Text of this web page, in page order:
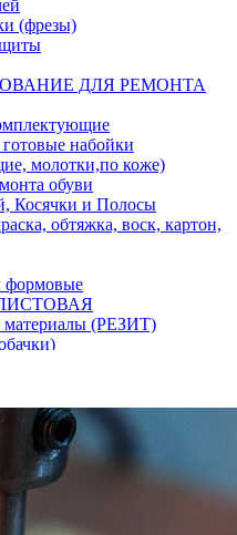
(фрезы)
ДЛЯ РЕМОНТА
набойки
молотки,по коже)
обуви
Косячки и Полосы
обтяжка, воск, картон,
формовые
материалы (РЕЗИТ)